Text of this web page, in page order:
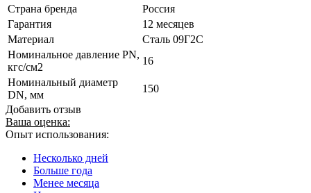
Страна бренда
Россия
Гарантия
12 месяцев
Материал
Сталь 09Г2С
Номинальное давление PN,
кгс/см2
16
Номинальный диаметр
DN, мм
150
Добавить отзыв
Ваша оценка:
Опыт использования:
Несколько дней
Больше года
Менее месяца